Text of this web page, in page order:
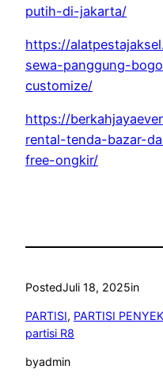
putih-di-jakarta/
https://
sewa-panggung-
customize/
https://
rental-tenda-bazar-
free-ongkir/
PostedJuli 18, 2025in
PARTISI, PARTISI
partisi R8
byadmin